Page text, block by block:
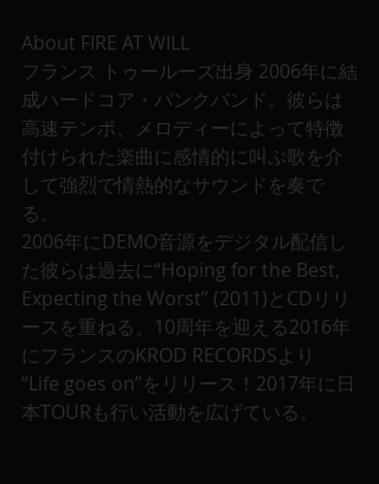
About FIRE AT WILL
フランス トゥールーズ出身 2006年に結
成ハードコア・パンクバンド。彼らは
高速テンポ、メロディーによって特徴
付けられた楽曲に感情的に叫ぶ歌を介
して強烈で情熱的なサウンドを奏で
る。
2006年にDEMO音源をデジタル配信し
た彼らは過去に“Hoping for the Best,
Expecting the Worst” (2011)とCDリリ
ースを重ねる。10周年を迎える2016年
にフランスのKROD RECORDSより
“Life goes on”をリリース！2017年に日
本TOURも行い活動を広げている。